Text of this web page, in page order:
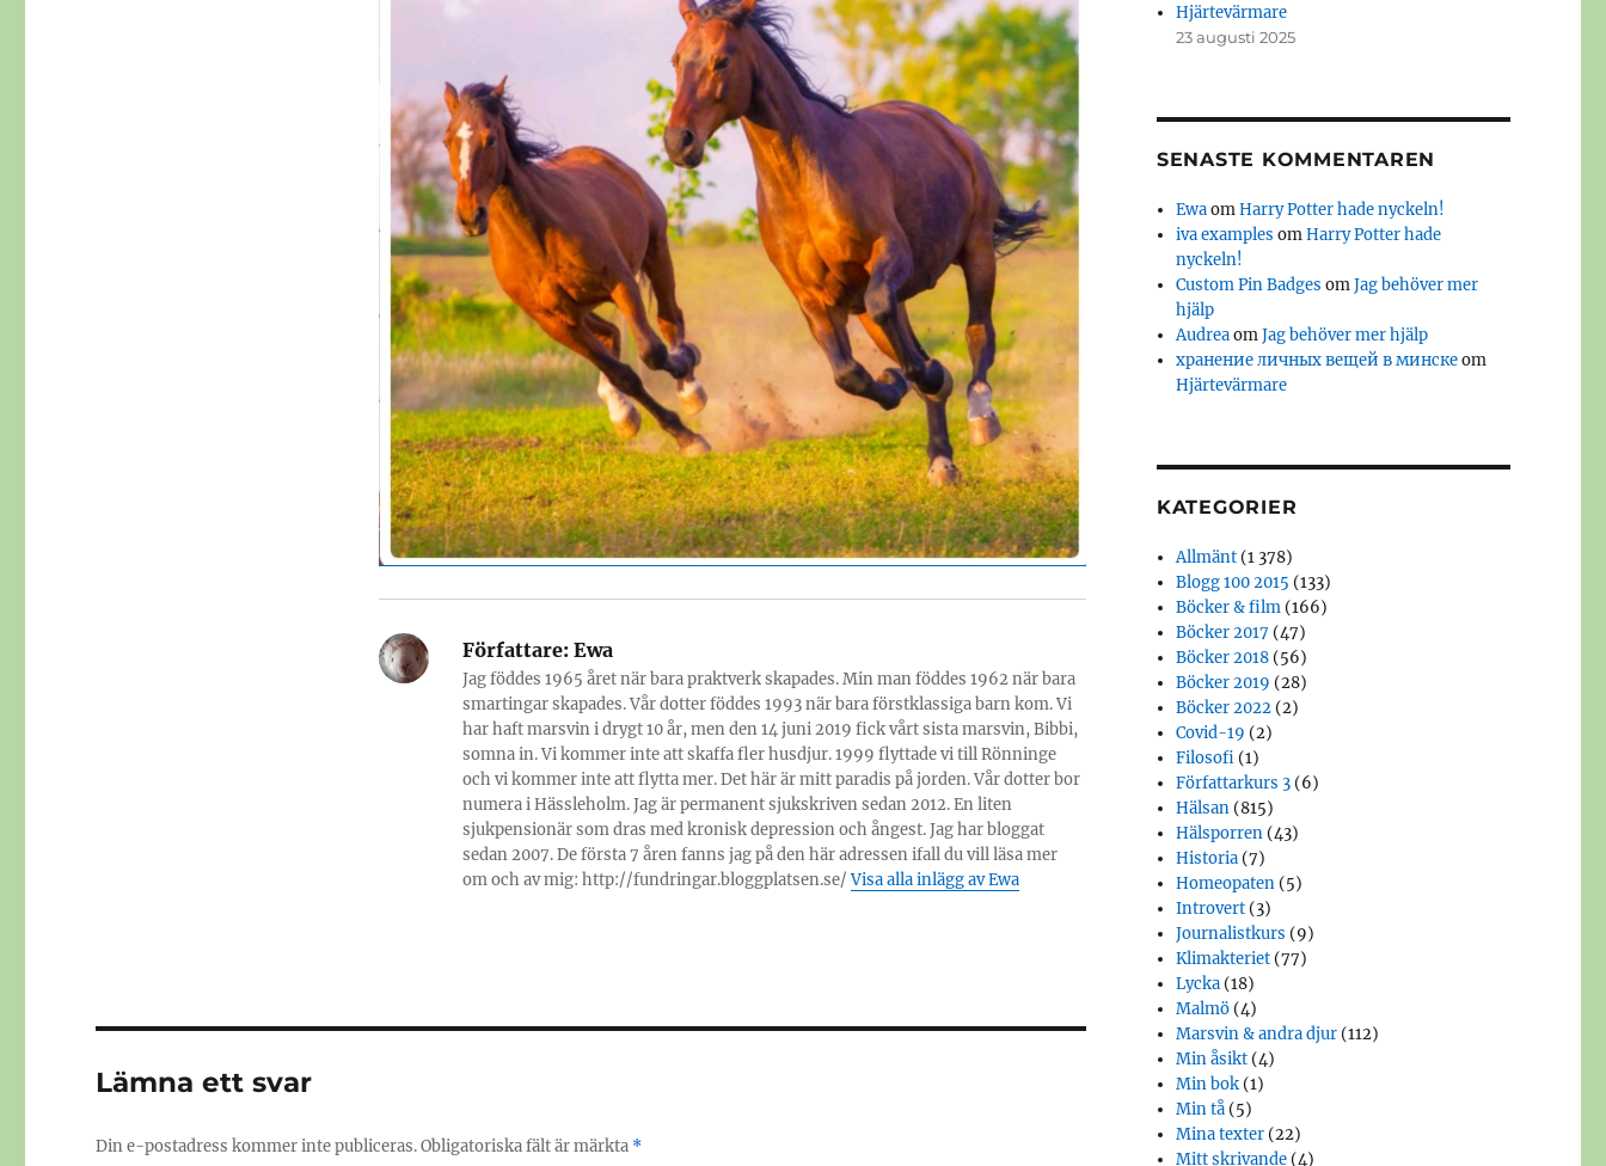
Författare:Ewa
Jag föddes 1965 året när bara praktverk skapades. Min man föddes 1962 när bara
smartingar skapades. Vår dotter föddes 1993 när bara förstklassiga barn kom. Vi
har haft marsvin i drygt 10 år, men den 14 juni 2019 fick vårt sista marsvin, Bibbi,
somna in. Vi kommer inte att skaffa fler husdjur. 1999 flyttade vi till Rönninge
och vi kommer inte att flytta mer. Det här är mitt paradis på jorden. Vår dotter bor
numera i Hässleholm. Jag är permanent sjukskriven sedan 2012. En liten
sjukpensionär som dras med kronisk depression och ångest. Jag har bloggat
sedan 2007. De första 7 åren fanns jag på den här adressen ifall du vill läsa mer
om och av mig: http://fundringar.bloggplatsen.se/Visa alla inlägg av Ewa
Lämna ett svar
Din e-postadress kommer inte publiceras.Obligatoriska fält är märkta *
Hjärtevärmare
23 augusti 2025
SENASTE KOMMENTAREN
EwaomHarry Potter hade nyckeln!
iva examples omHarry Potter hade
nyckeln!
Custom Pin Badges omJag behöver mer
hjälp
AudreaomJag behöver mer hjälp
хранение личных вещей в минскеom
Hjärtevärmare
KATEGORIER
Allmänt (1 378)
Blogg 100 2015 (133)
Böcker & film (166)
Böcker 2017 (47)
Böcker 2018 (56)
Böcker 2019 (28)
Böcker 2022 (2)
Covid-19 (2)
Filosofi (1)
Författarkurs 3 (6)
Hälsan (815)
Hälsporren (43)
Historia (7)
Homeopaten (5)
Introvert (3)
Journalistkurs (9)
Klimakteriet (77)
Lycka (18)
Malmö (4)
Marsvin & andra djur (112)
Min åsikt (4)
Min bok (1)
Min tå (5)
Mina texter (22)
Mitt skrivande (4)